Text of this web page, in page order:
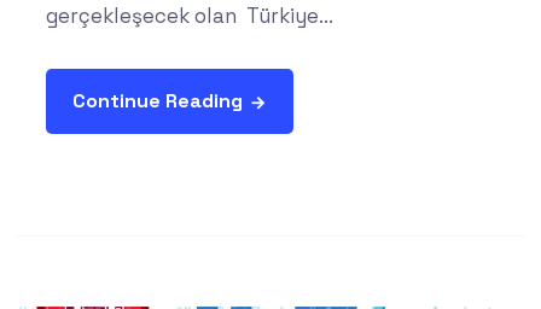
gerçekleşecek olan Türkiye...
Continue Reading